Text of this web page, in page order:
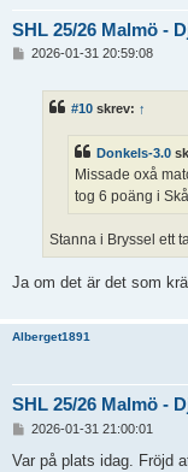
SHL 25/26 Malmö -
2026-01-31 20:59:08
#10 skrev: ↑
Donkels-3.0
Missade oxå
tog 6 poäng i
Stanna i Bryssel ett
Ja om det är det som
Alberget1891
SHL 25/26 Malmö -
l
2026-01-31 21:00:01
Var på plats idag. Fröjd